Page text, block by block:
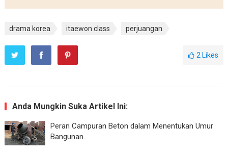
drama korea itaewon class perjuangan
2 Likes
Anda Mungkin Suka Artikel Ini:
Peran Campuran Beton dalam Menentukan Umur
Bangunan